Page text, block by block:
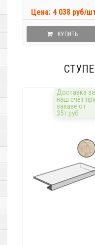
Цена: 4 038 руб/
КУПИТЬ
Доставка за
наш счёт при
заказе от
35т.руб